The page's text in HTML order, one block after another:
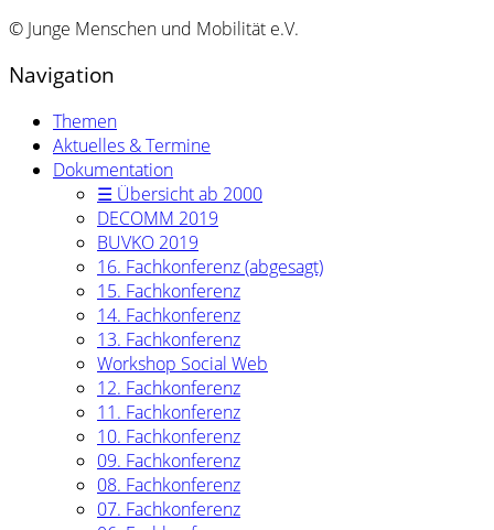
© Junge Menschen und Mobilität e.V.
Navigation
Themen
Aktuelles & Termine
Dokumentation
☰ Übersicht ab 2000
DECOMM 2019
BUVKO 2019
16. Fachkonferenz (abgesagt)
15. Fachkonferenz
14. Fachkonferenz
13. Fachkonferenz
Workshop Social Web
12. Fachkonferenz
11. Fachkonferenz
10. Fachkonferenz
09. Fachkonferenz
08. Fachkonferenz
07. Fachkonferenz